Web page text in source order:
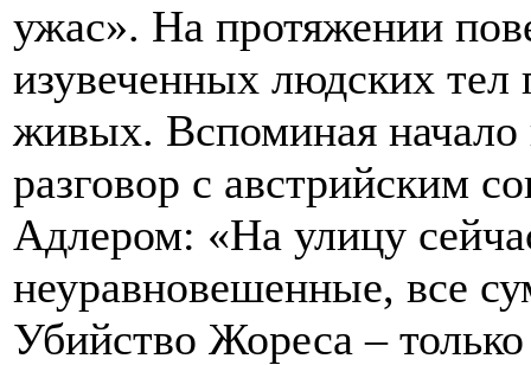
ужас». На протяжении
изувеченных людских тел
живых. Вспоминая
разговор с австрийским
Адлером: «На улицу
неуравновешенные, все
Убийство Жореса –